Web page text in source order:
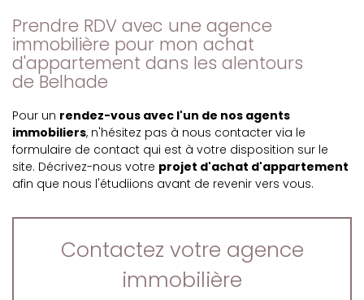
Prendre RDV avec une agence
immobilière pour mon achat
d'appartement dans les alentours
de Belhade
Pour un rendez-vous avec l'un de nos agents
immobiliers, n'hésitez pas à nous contacter via le
formulaire de contact qui est à votre disposition sur le
site. Décrivez-nous votre projet d'achat d'appartement
afin que nous l'étudiions avant de revenir vers vous.
Contactez votre agence
immobilière